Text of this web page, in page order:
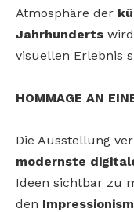
Atmosphäre der
Jahrhunderts
visuellen Erlebnis
HOMMAGE AN
Die Ausstellung
modernste
Ideen sichtbar zu
den